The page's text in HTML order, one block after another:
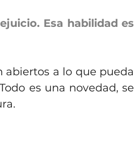
Esa habilidad es
abiertos a lo que pueda
es una novedad, se